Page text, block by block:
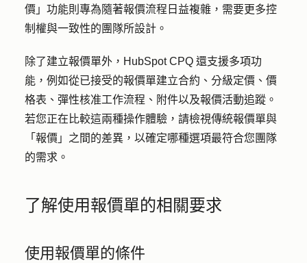
價」功能則專為隨著報價流程日益複雜，需要更多控
制權與一致性的團隊所設計。
除了建立報價單外，HubSpot CPQ 還支援多項功
能，例如從已接受的報價單建立合約、分級定價、價
格表、彈性核准工作流程、附件以及報價活動追蹤。
若您正在比較這兩種操作體驗，請檢視傳統報價單與
「報價」之間的差異，以確定哪種選項最符合您團隊
的需求。
了解使用報價單的相關要求
使用報價單的條件